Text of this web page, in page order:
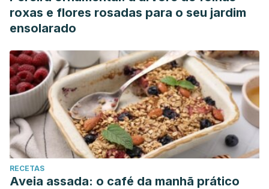
roxas e flores rosadas para o seu jardim
ensolarado
RECETAS
Aveia assada: o café da manhã prático